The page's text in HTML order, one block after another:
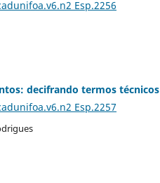
Esp.2256
decifrando termos técnicos
Esp.2257